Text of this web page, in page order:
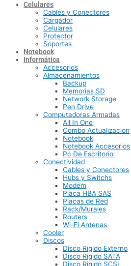
Celulares
Cables y Conectores
Cargador
Celulares
Protector
Soportes
Notebook
Informática
Accesorios
Almacenamientos
Backup
Memorias SD
Network Storage
Pen Drive
Computadoras Armadas
All In One
Combo Actualizacion
Notebook
Notebook Accesorios
Pc De Escritorio
Conectividad
Cables y Conectores
Hubs y Switchs
Modem
Placa HBA SAS
Placas de Red
Rack/Murales
Routers
Wi-Fi Antenas
Cooler
Discos
Disco Rigido Externo
Disco Rigido SATA
Disco Rigido SCSI